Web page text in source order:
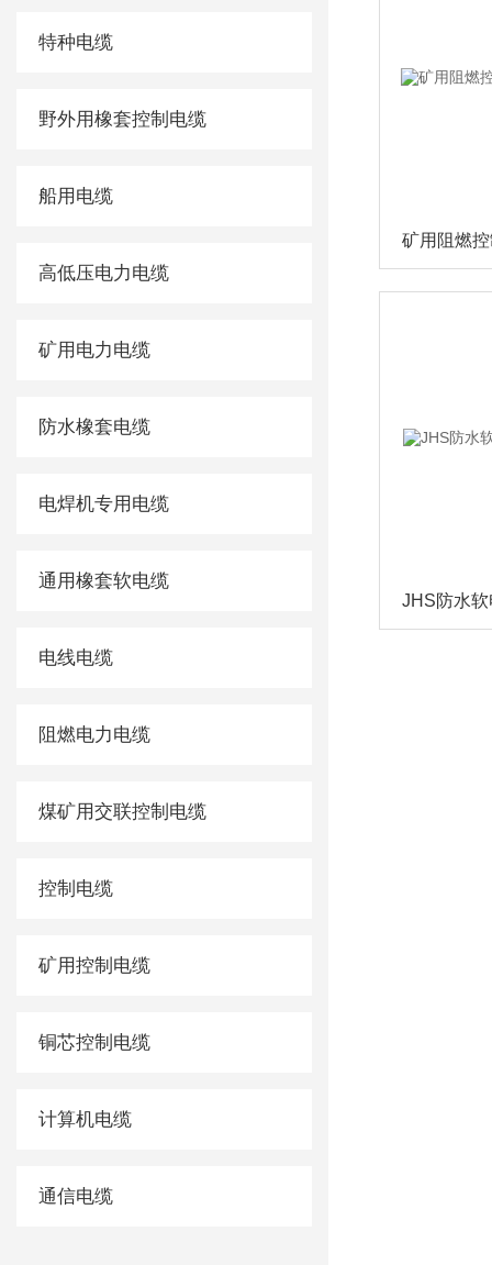
特种电缆
野外用橡套控制电缆
船用电缆
高低压电力电缆
矿用电力电缆
防水橡套电缆
电焊机专用电缆
通用橡套软电缆
电线电缆
阻燃电力电缆
煤矿用交联控制电缆
控制电缆
矿用控制电缆
铜芯控制电缆
计算机电缆
通信电缆